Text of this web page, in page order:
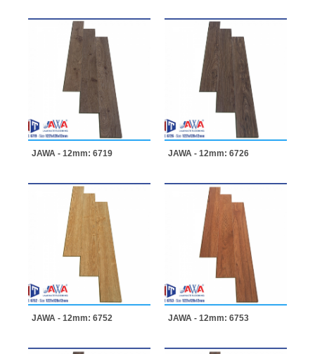
JAWA - 12mm: 6719 JAWA - 12mm: 6726
JAWA - 12mm: 6752 JAWA - 12mm: 6753